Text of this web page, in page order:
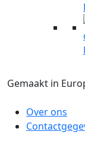
Gemaakt in
Over ons